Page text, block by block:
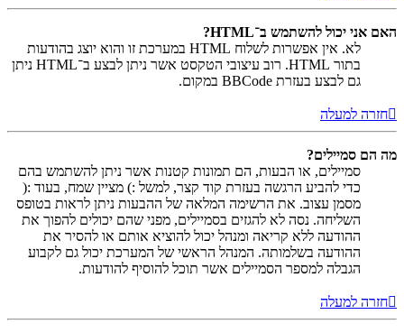
האם אני יכול להשתמש ב־HTML?
לא. אין אפשרות לשלוח HTML במערכת זו והוא יוצג בהודעות
בתור HTML. רוב עיצובי הטקסט אשר ניתן לבצע ב־HTML ניתן
גם לבצע בעזרת BBCode במקום.
חזרה למעלה
מה הם סמיילים?
סמיילים, או הבעות, הם תמונות קטנות אשר ניתן להשתמש בהם
כדי להביע הרגשה בעזרת קוד קצר, למשל :) מציין שמח, בעוד :(
מסמן עצוב. את הרשימה המלאה של ההבעות ניתן לראות בטופס
השליחה. נסה לא להגזים בסמיילים, מפני שהם יכולים להפוך את
ההודעה ללא קריאה ומנהל יכול להוציא אותם או להסיר את
ההודעה בשלמותה. המנהל הראשי של המערכת יכול גם לקבוע
הגבלה למספר הסמיילים אשר תוכל להוסיף להודעות.
חזרה למעלה